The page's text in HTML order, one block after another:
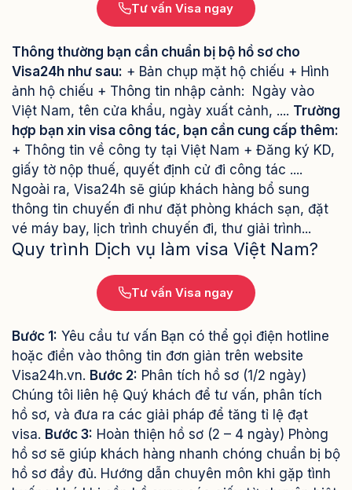
Tư vấn Visa ngay
Thông thường bạn cần chuẩn bị bộ hồ sơ cho
Visa24h như sau: + Bản chụp mặt hộ chiếu + Hình
ảnh hộ chiếu + Thông tin nhập cảnh: Ngày vào
Việt Nam, tên cửa khẩu, ngày xuất cảnh, .... Trường
hợp bạn xin visa công tác, bạn cần cung cấp thêm:
+ Thông tin về công ty tại Việt Nam + Đăng ký KD,
giấy tờ nộp thuế, quyết định cử đi công tác ....
Ngoài ra, Visa24h sẽ giúp khách hàng bổ sung
thông tin chuyến đi như đặt phòng khách sạn, đặt
vé máy bay, lịch trình chuyến đi, thư giải trình...
Quy trình Dịch vụ làm visa Việt Nam?
Tư vấn Visa ngay
Bước 1: Yêu cầu tư vấn Bạn có thể gọi điện hotline
hoặc điền vào thông tin đơn giản trên website
Visa24h.vn. Bước 2: Phân tích hồ sơ (1/2 ngày)
Chúng tôi liên hệ Quý khách để tư vấn, phân tích
hồ sơ, và đưa ra các giải pháp để tăng tỉ lệ đạt
visa. Bước 3: Hoàn thiện hồ sơ (2 – 4 ngày) Phòng
hồ sơ sẽ giúp khách hàng nhanh chóng chuẩn bị bộ
hồ sơ đầy đủ. Hướng dẫn chuyên môn khi gặp tình